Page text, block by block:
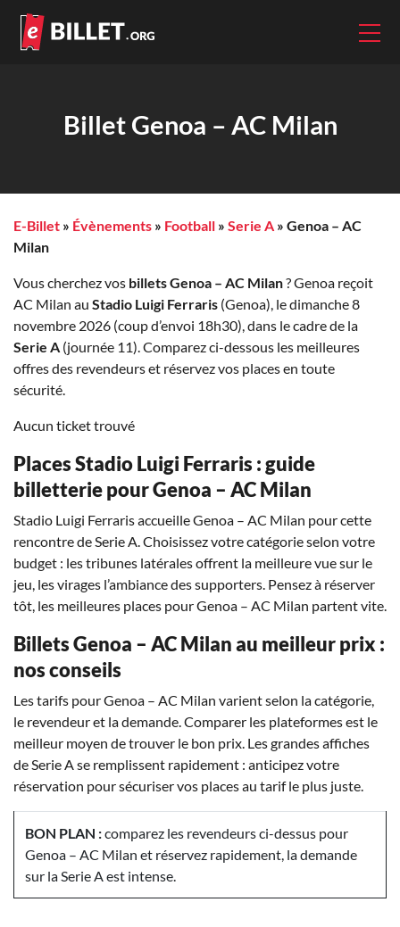
Billet Genoa – AC Milan
E-Billet » Évènements » Football » Serie A » Genoa – AC
Milan
Vous cherchez vos billets Genoa – AC Milan? Genoa reçoit
AC Milan au Stadio Luigi Ferraris (Genoa), le dimanche 8
novembre 2026 (coup d’envoi 18h30), dans le cadre de la
Serie A (journée 11). Comparez ci-dessous les meilleures
offres des revendeurs et réservez vos places en toute
sécurité.
Aucun ticket trouvé
Places Stadio Luigi Ferraris : guide
billetterie pour Genoa – AC Milan
Stadio Luigi Ferraris accueille Genoa – AC Milan pour cette
rencontre de Serie A. Choisissez votre catégorie selon votre
budget : les tribunes latérales offrent la meilleure vue sur le
jeu, les virages l’ambiance des supporters. Pensez à réserver
tôt, les meilleures places pour Genoa – AC Milan partent vite.
Billets Genoa – AC Milan au meilleur prix :
nos conseils
Les tarifs pour Genoa – AC Milan varient selon la catégorie,
le revendeur et la demande. Comparer les plateformes est le
meilleur moyen de trouver le bon prix. Les grandes affiches
de Serie A se remplissent rapidement : anticipez votre
réservation pour sécuriser vos places au tarif le plus juste.
BON PLAN :comparez les revendeurs ci-dessus pour
Genoa – AC Milan et réservez rapidement, la demande
sur la Serie A est intense.